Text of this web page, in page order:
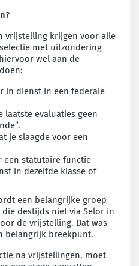
vrijstelling krijgen voor alle
met uitzondering
wel aan de
in dienst in een federale
laatste evaluaties geen
je slaagde voor een
een statutaire functie
in dezelfde klasse of
een belangrijke groep
destijds niet via Selor in
de vrijstelling. Dat was
belangrijk breekpunt.
na vrijstellingen, moet